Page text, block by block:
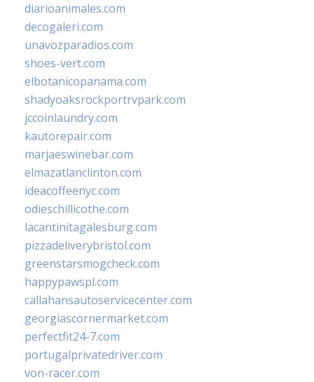
diarioanimales.com
decogaleri.com
unavozparadios.com
shoes-vert.com
elbotanicopanama.com
shadyoaksrockportrvpark.com
jccoinlaundry.com
kautorepair.com
marjaeswinebar.com
elmazatlanclinton.com
ideacoffeenyc.com
odieschillicothe.com
lacantinitagalesburg.com
pizzadeliverybristol.com
greenstarsmogcheck.com
happypawspl.com
callahansautoservicecenter.com
georgiascornermarket.com
perfectfit24-7.com
portugalprivatedriver.com
von-racer.com